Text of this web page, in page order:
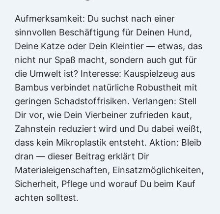
Aufmerksamkeit: Du suchst nach einer
sinnvollen Beschäftigung für Deinen Hund,
Deine Katze oder Dein Kleintier — etwas, das
nicht nur Spaß macht, sondern auch gut für
die Umwelt ist? Interesse: Kauspielzeug aus
Bambus verbindet natürliche Robustheit mit
geringen Schadstoffrisiken. Verlangen: Stell
Dir vor, wie Dein Vierbeiner zufrieden kaut,
Zahnstein reduziert wird und Du dabei weißt,
dass kein Mikroplastik entsteht. Aktion: Bleib
dran — dieser Beitrag erklärt Dir
Materialeigenschaften, Einsatzmöglichkeiten,
Sicherheit, Pflege und worauf Du beim Kauf
achten solltest.